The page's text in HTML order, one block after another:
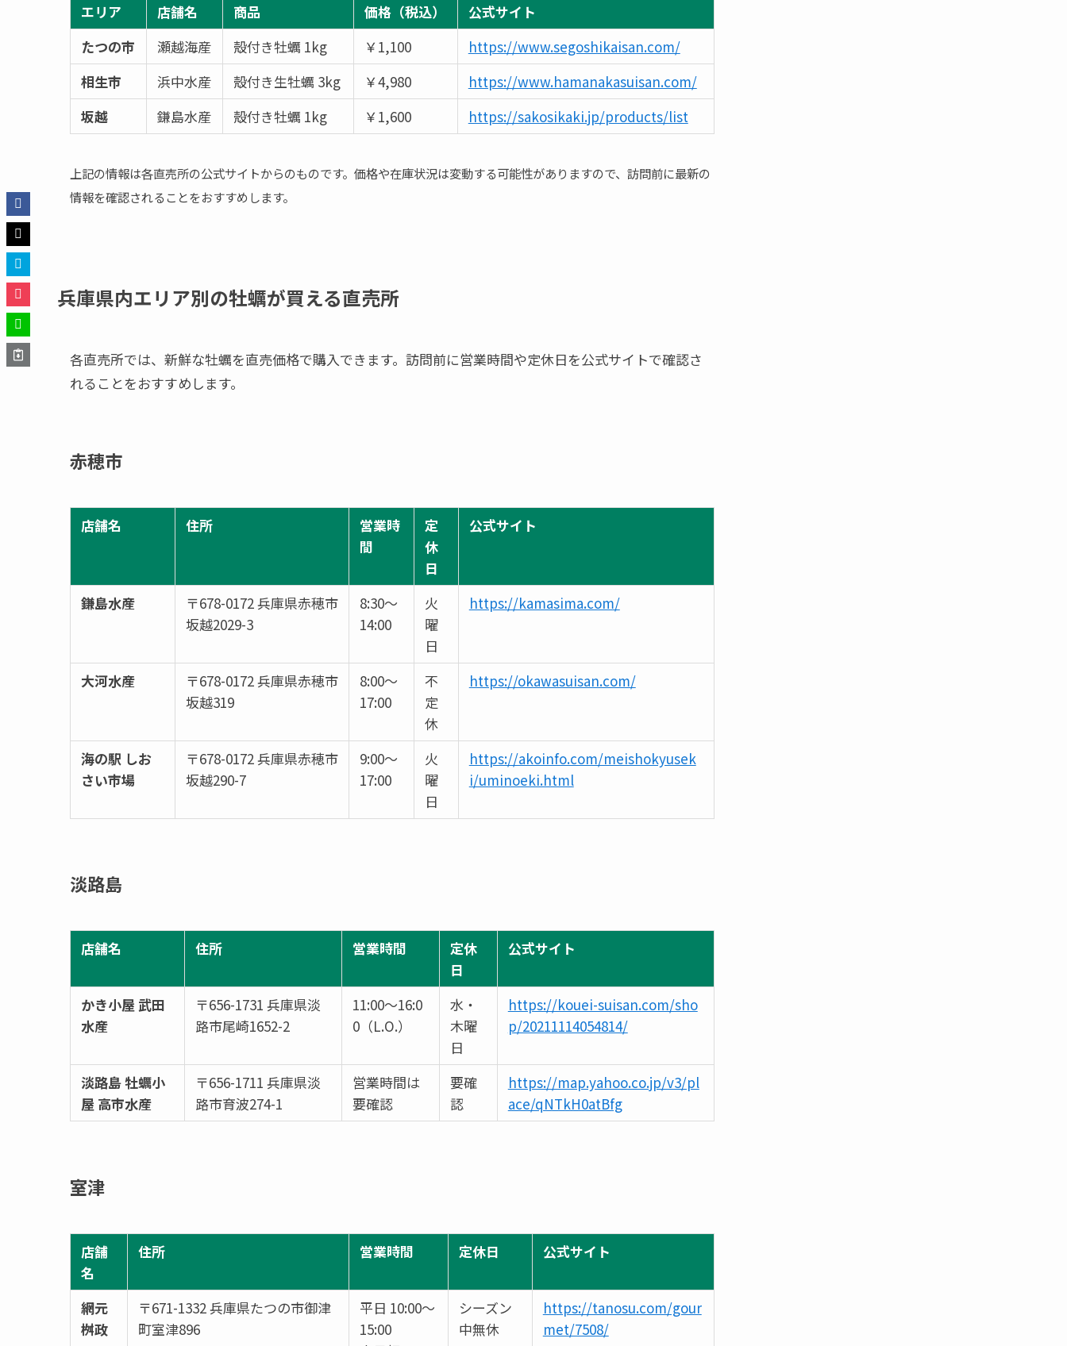
エリア 店舗名 商品 価格（税込）
公式サイト
たつの市
瀬越海産 殻付き牡蠣 1kg ￥1,100
https://www.segoshikaisan.com/
相生市
浜中水産 殻付き生牡蠣 3kg ￥4,980
https://www.hamanakasuisan.com/
坂越
鎌島水産 殻付き牡蠣 1kg ￥1,600 https://sakosikaki.jp/products/list
上記の情報は各直売所の公式サイトからのものです。価格や在庫状況は変動する可能性がありますので、訪問前に最新の
情報を確認されることをおすすめします。
兵庫県内エリア別の牡蠣が買える直売所
各直売所では、新鮮な牡蠣を直売価格で購入できます。訪問前に営業時間や定休日を公式サイトで確認さ
れることをおすすめします。
赤穂市
店舗名 住所
営業時
間
定
休
日
公式サイト
鎌島水産
〒678-0172 兵庫県赤穂市
坂越2029-3
8:30～
14:00
火
曜
日
https://kamasima.com/
大河水産
〒678-0172 兵庫県赤穂市
坂越319
8:00～
17:00
不
定
休
https://okawasuisan.com/
海の駅 しお
さい市場
〒678-0172 兵庫県赤穂市
坂越290-7
9:00～
17:00
火
曜
日
https://akoinfo.com/meishokyusek
i/uminoeki.html
淡路島
店舗名 住所 営業時間
定休
日
公式サイト
かき小屋 武田
水産
〒656-1731 兵庫県淡
路市尾崎1652-2
11:00～16:0
0（L.O.）
水・
木曜
日
https://kouei-suisan.com/sho
p/20211114054814/
淡路島 牡蠣小
屋 高市水産
〒656-1711 兵庫県淡
路市育波274-1
営業時間は
要確認
要確
認
https://map.yahoo.co.jp/v3/pl
ace/qNTkH0atBfg
室津
店舗
名
住所 営業時間 定休日 公式サイト
網元
桝政
〒671-1332 兵庫県たつの市御津
町室津896
平日 10:00～
15:00
シーズン
中無休
https://tanosu.com/gour
met/7508/